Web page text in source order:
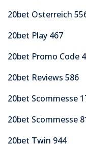
20bet Osterreich
20bet Play 467
20bet Promo Code
20bet Reviews 586
20bet Scommesse
20bet Scommesse
20bet Twin 944